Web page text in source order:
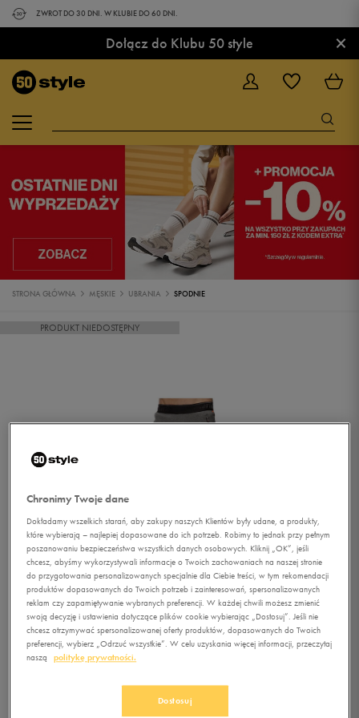
ZWROT DO 30 DNI. W KLUBIE DO 60 DNI.
Dołącz do Klubu 50 style ×
STRONA GŁÓWNA MĘSKIE UBRANIA SPODNIE
PRODUKT NIEDOSTĘPNY
LOTTO SPODNIE PANTS
Chronimy Twoje dane
Dokładamy wszelkich starań, aby zakupy naszych Klientów były udane, a produkty,
które wybierają – najlepiej dopasowane do ich potrzeb. Robimy to jednak przy pełnym
poszanowaniu bezpieczeństwa wszystkich danych osobowych. Kliknij „OK”, jeśli
chcesz, abyśmy wykorzystywali informacje o Twoich zachowaniach na naszej stronie
do przygotowania personalizowanych specjalnie dla Ciebie treści, w tym rekomendacji
produktów dopasowanych do Twoich potrzeb i zainteresowań, spersonalizowanych
reklam czy zapamiętywanie wybranych preferencji. W każdej chwili możesz zmienić
swoją decyzję i ustawienia dotyczące plików cookie wybierając „Dostosuj”. Jeśli nie
chcesz otrzymywać spersonalizowanej oferty produktów, dopasowanych do Twoich
preferencji, wybierz „Odrzuć wszystkie”. W celu uzyskania więcej informacji, przeczytaj
naszą
politykę prywatności.
Dostosuj